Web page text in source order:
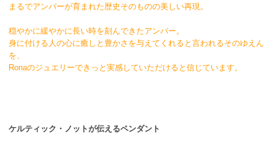
まるでアンバーが育まれた歴史そのものの美しい再現。
穏やかに緩やかに長い時を刻んできたアンバー。
身に付ける人の心に癒しと豊かさを与えてくれると言われるそのゆえん
を、
Ronaのジュエリーできっと実感していただけると信じています。
ケルティック・ノットが伝えるペンダント